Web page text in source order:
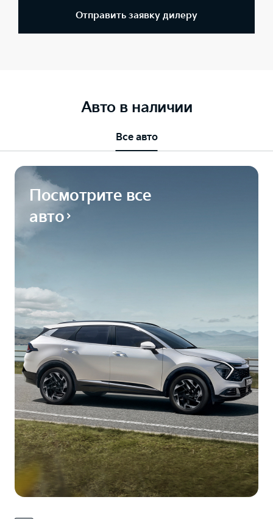
Отправить заявку дилеру
Авто в наличии
Все авто
Посмотрите все
авто